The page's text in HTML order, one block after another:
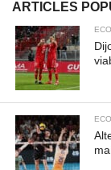
magna
odio, vitae
ARTICLES
ECO
ECO